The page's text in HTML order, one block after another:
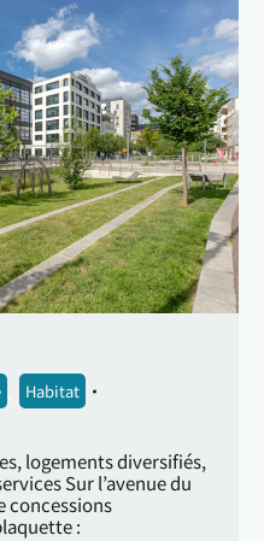
Habitat
logements diversifiés,
Sur l’avenue du
concessions
: